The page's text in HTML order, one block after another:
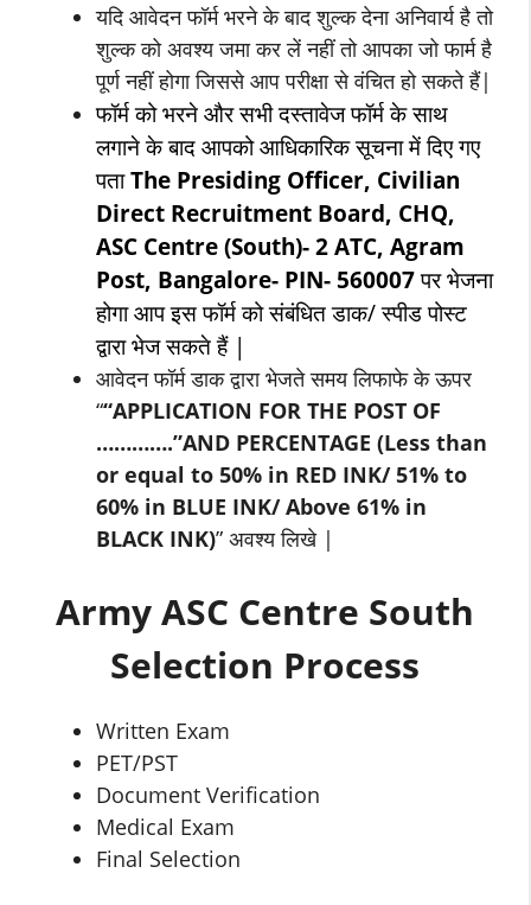
यदि आवेदन फॉर्म भरने के बाद शुल्क देना अनिवार्य है तो
शुल्क को अवश्य जमा कर लें नहीं तो आपका जो फार्म है
पूर्ण नहीं होगा जिससे आप परीक्षा से वंचित हो सकते हैं|
फॉर्म को भरने और सभी दस्तावेज फॉर्म के साथ
लगाने के बाद आपको आधिकारिक सूचना में दिए गए
पताThe Presiding Officer, Civilian
Direct Recruitment Board, CHQ,
ASC Centre (South)- 2 ATC, Agram
Post, Bangalore- PIN- 560007पर भेजना
होगा आप इस फॉर्म को संबंधित डाक/ स्पीड पोस्ट
द्वारा भेज सकते हैं |
आवेदन फॉर्म डाक द्वारा भेजते समय लिफाफे के ऊपर
““APPLICATION FOR THE POST OF
………….”AND PERCENTAGE (Less than
or equal to 50% in RED INK/ 51% to
60% in BLUE INK/ Above 61% in
BLACK INK)” अवश्य लिखे |
Army ASC Centre South
Selection Process
Written Exam
PET/PST
Document Verification
Medical Exam
Final Selection